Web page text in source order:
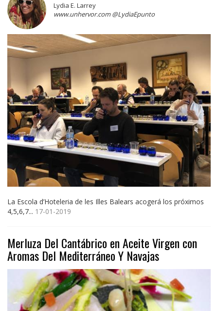
Lydia E. Larrey
www.unhervor.com @LydiaEpunto
La Escola d’Hoteleria de les Illes Balears acogerá los próximos
4,5,6,7... 17-01-2019
Merluza Del Cantábrico en Aceite Virgen con
Aromas Del Mediterráneo Y Navajas